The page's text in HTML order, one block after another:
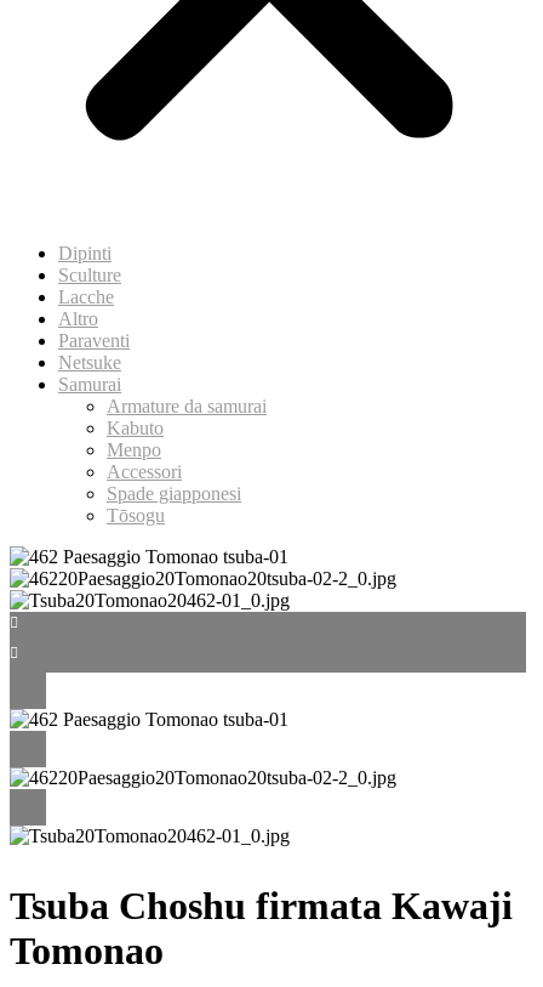
Dipinti
Sculture
Lacche
Altro
Paraventi
Netsuke
Samurai
Armature da samurai
Kabuto
Menpo
Accessori
Spade giapponesi
Tōsogu
Tsuba Choshu firmata Kawaji
Tomonao